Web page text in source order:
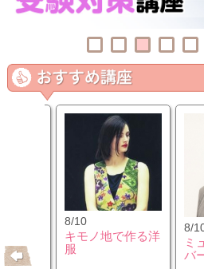
8/10
キモノ地で作る洋
服
8/
ミ
バ